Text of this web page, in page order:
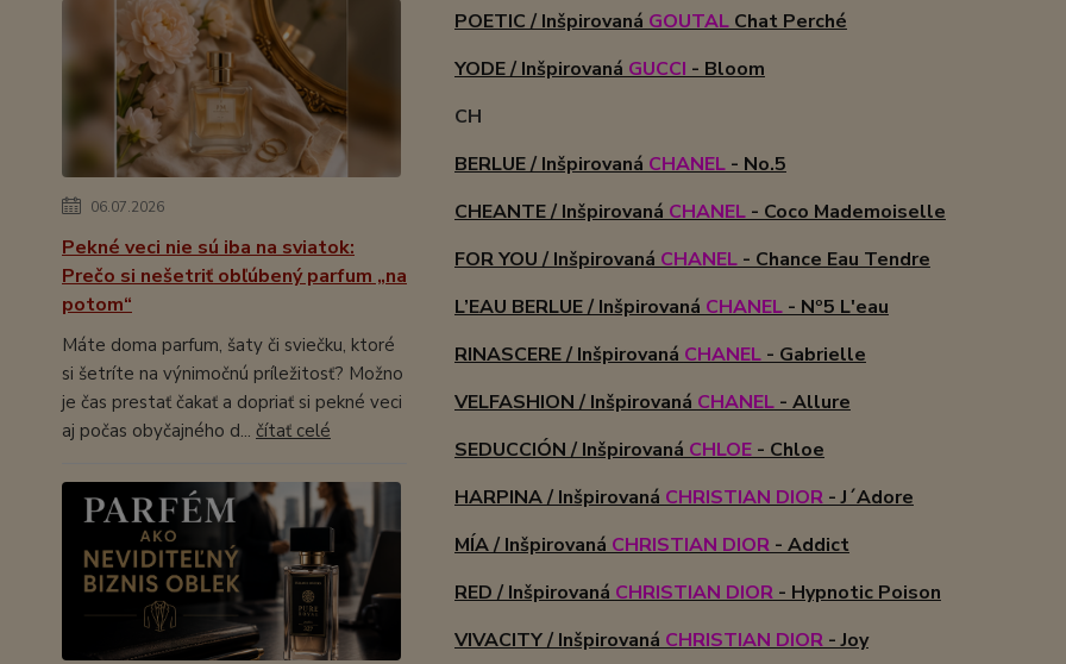
06.07.2026
Pekné veci nie sú iba na sviatok:
Prečo si nešetriť obľúbený parfum „na
potom“
Máte doma parfum, šaty či sviečku, ktoré
si šetríte na výnimočnú príležitosť? Možno
je čas prestať čakať a dopriať si pekné veci
aj počas obyčajného d... čítať celé
POETIC / Inšpirovaná GOUTALChat Perché
YODE / Inšpirovaná GUCCI - Bloom
CH
BERLUE / Inšpirovaná CHANEL- No.5
CHEANTE / Inšpirovaná CHANEL- Coco Mademoiselle
FOR YOU / Inšpirovaná CHANEL- Chance Eau Tendre
L’EAU BERLUE / Inšpirovaná CHANEL- Nº5 L'eau
RINASCERE / Inšpirovaná CHANEL- Gabrielle
VELFASHION / Inšpirovaná CHANEL- Allure
SEDUCCIÓN / Inšpirovaná CHLOE- Chloe
HARPINA / Inšpirovaná CHRISTIAN DIOR- J´Adore
MÍA / Inšpirovaná CHRISTIAN DIOR- Addict
RED / Inšpirovaná CHRISTIAN DIOR- Hypnotic Poison
VIVACITY / Inšpirovaná CHRISTIAN DIOR- Joy